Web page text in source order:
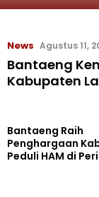
News Agustus 11,
Bantaeng
Kabupaten
Bantaeng Raih
Penghargaan
Peduli HAM di